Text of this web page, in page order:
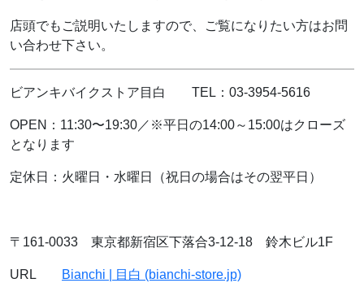
店頭でもご説明いたしますので、ご覧になりたい方はお問
い合わせ下さい。
ビアンキバイクストア目白 TEL：03-3954-5616
OPEN：11:30〜19:30／※平日の14:00～15:00はクローズ
となります
定休日：火曜日・水曜日（祝日の場合はその翌平日）
〒161-0033 東京都新宿区下落合3-12-18 鈴木ビル1F
URL Bianchi | 目白 (bianchi-store.jp)